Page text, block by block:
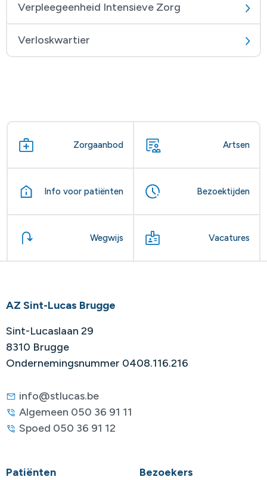
Verpleegeenheid Intensieve Zorg
Verloskwartier
Zorgaanbod Artsen
Info voor patiënten Bezoektijden
Wegwijs Vacatures
AZ Sint-Lucas Brugge
Sint-Lucaslaan 29
8310 Brugge
Ondernemingsnummer 0408.116.216
info@stlucas.be
Algemeen 050 36 91 11
Spoed 050 36 91 12
Patiënten Bezoekers